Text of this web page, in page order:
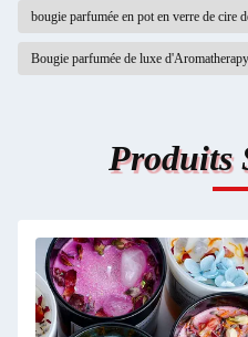
bougie parfumée en pot en verre de cire
Bougie parfumée de luxe d'Aromatherapy
Produits